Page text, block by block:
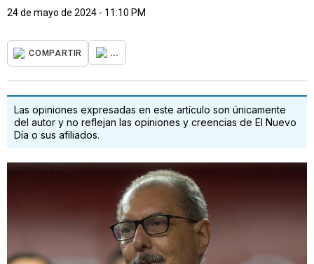
24 de mayo de 2024 - 11:10 PM
COMPARTIR ...
Las opiniones expresadas en este artículo son únicamente
del autor y no reflejan las opiniones y creencias de El Nuevo
Día o sus afiliados.